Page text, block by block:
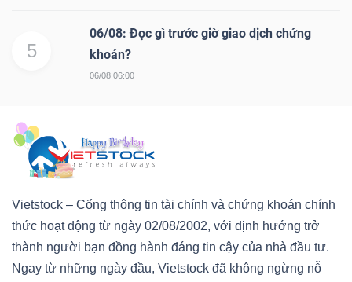
5
06/08: Đọc gì trước giờ giao dịch chứng
khoán?
06/08 06:00
Vietstock – Cổng thông tin tài chính và chứng khoán chính
thức hoạt động từ ngày 02/08/2002, với định hướng trở
thành người bạn đồng hành đáng tin cậy của nhà đầu tư.
Ngay từ những ngày đầu, Vietstock đã không ngừng nỗ